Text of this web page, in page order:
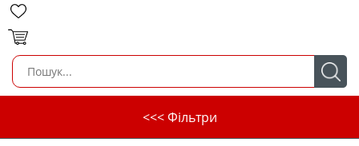
<<< Фільтри